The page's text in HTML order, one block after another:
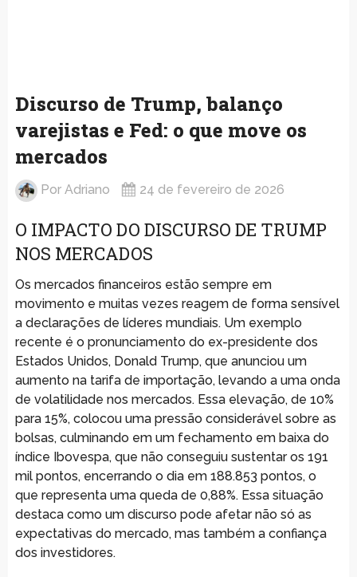
Discurso de Trump, balanço
varejistas e Fed: o que move os
mercados
Por Adriano 24 de fevereiro de 2026
O IMPACTO DO DISCURSO DE TRUMP
NOS MERCADOS
Os mercados financeiros estão sempre em
movimento e muitas vezes reagem de forma sensível
a declarações de líderes mundiais. Um exemplo
recente é o pronunciamento do ex-presidente dos
Estados Unidos, Donald Trump, que anunciou um
aumento na tarifa de importação, levando a uma onda
de volatilidade nos mercados. Essa elevação, de 10%
para 15%, colocou uma pressão considerável sobre as
bolsas, culminando em um fechamento em baixa do
índice Ibovespa, que não conseguiu sustentar os 191
mil pontos, encerrando o dia em 188.853 pontos, o
que representa uma queda de 0,88%. Essa situação
destaca como um discurso pode afetar não só as
expectativas do mercado, mas também a confiança
dos investidores.